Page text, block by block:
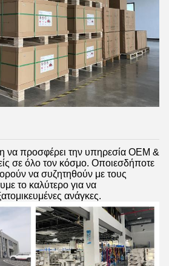
να προσφέρει την υπηρεσία OEM &
σε όλο τον κόσμο. Οποιεσδήποτε
να συζητηθούν με τους
το καλύτερο για να
ανάγκες.